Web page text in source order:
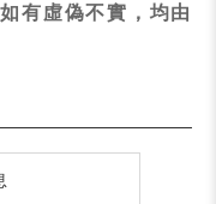
有虛偽不實，均由